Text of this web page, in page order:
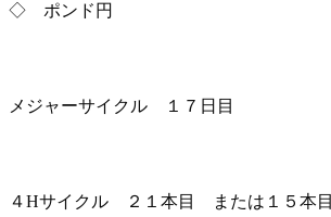
◇ ポンド円
メジャーサイクル １７日目
４Hサイクル ２１本目 または１５本目